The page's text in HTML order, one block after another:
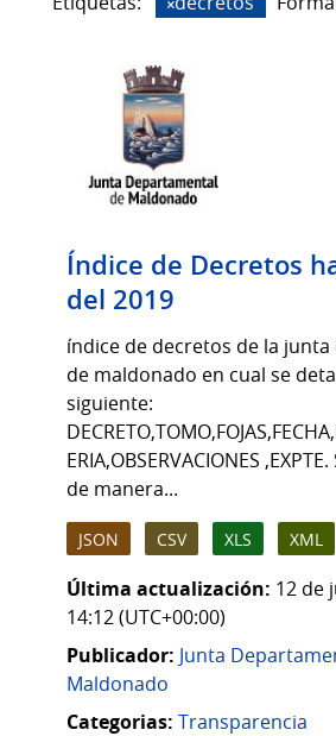
Índice de Decretos
del 2019
índice de decretos de la
de maldonado en cual se
siguiente:
ERIA,OBSERVACIONES
de manera...
JSON CSV XLS XML
Última actualización: 12 de
14:12 (UTC+00:00)
Publicador: Junta
Maldonado
Categorias: Transparencia